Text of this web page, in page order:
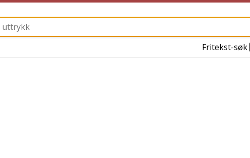
Fritekst-søk